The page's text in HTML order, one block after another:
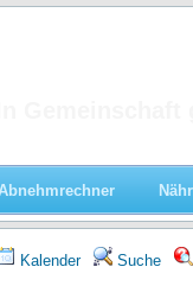
Kalender Suche